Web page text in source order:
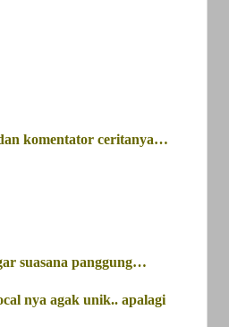
komentator ceritanya…
suasana panggung…
nya agak unik.. apalagi